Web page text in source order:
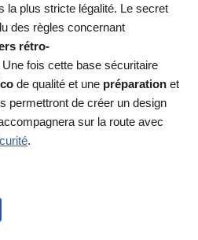
la plus stricte légalité. Le secret
des règles concernant
rétro-
fois cette base sécuritaire
de qualité et une préparation et
permettront de créer un design
sur la route avec
.